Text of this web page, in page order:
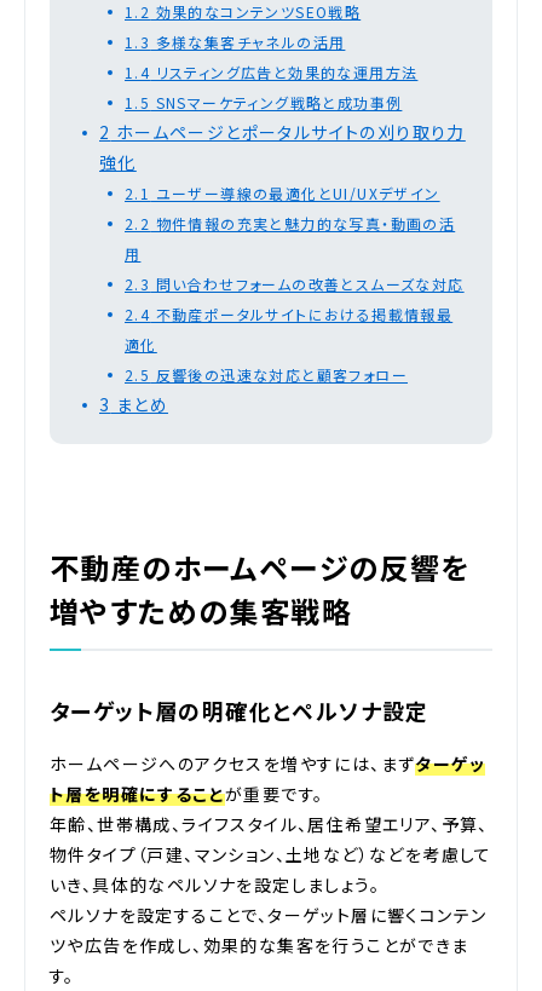
1.2 効果的なコンテンツSEO戦略
1.3 多様な集客チャネルの活用
1.4 リスティング広告と効果的な運用方法
1.5 SNSマーケティング戦略と成功事例
2 ホームページとポータルサイトの刈り取り力
強化
2.1 ユーザー導線の最適化とUI/UXデザイン
2.2 物件情報の充実と魅力的な写真・動画の活
用
2.3 問い合わせフォームの改善とスムーズな対応
2.4 不動産ポータルサイトにおける掲載情報最
適化
2.5 反響後の迅速な対応と顧客フォロー
3 まとめ
不動産のホームページの反響を
増やすための集客戦略
ターゲット層の明確化とペルソナ設定
ホームページへのアクセスを増やすには、まずターゲッ
ト層を明確にすることが重要です。
年齢、世帯構成、ライフスタイル、居住希望エリア、予算、
物件タイプ（戸建、マンション、土地など）などを考慮して
いき、具体的なペルソナを設定しましょう。
ペルソナを設定することで、ターゲット層に響くコンテン
ツや広告を作成し、効果的な集客を行うことができま
す。